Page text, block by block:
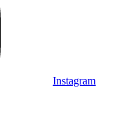
Instagram